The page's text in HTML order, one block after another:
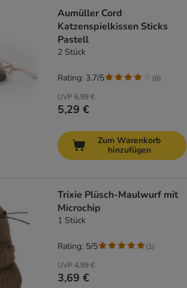
Aumüller Cord
Katzenspielkissen Sticks
Pastell
2 Stück
UVP 6,99 €
5,29 €
Rating: 3.7/5 (6)
Zum Warenkorb
hinzufügen
Trixie Plüsch-Maulwurf mit
Microchip
1 Stück
UVP 4,99 €
3,69 €
Rating: 5/5 (1)